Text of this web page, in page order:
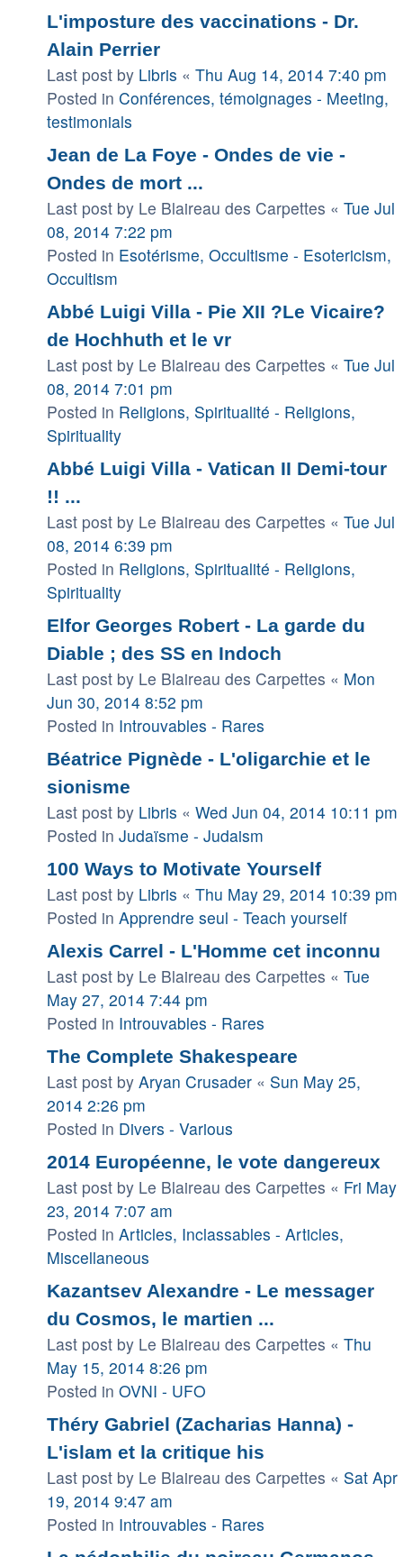
L'imposture des vaccinations - Dr.
Alain Perrier
Last post by Libris « Thu Aug 14, 2014 7:40 pm
Posted in Conférences, témoignages - Meeting,
testimonials
Jean de La Foye - Ondes de vie -
Ondes de mort ...
Last post by Le Blaireau des Carpettes « Tue Jul
08, 2014 7:22 pm
Posted in Esotérisme, Occultisme - Esotericism,
Occultism
Abbé Luigi Villa - Pie XII ?Le Vicaire?
de Hochhuth et le vr
Last post by Le Blaireau des Carpettes « Tue Jul
08, 2014 7:01 pm
Posted in Religions, Spiritualité - Religions,
Spirituality
Abbé Luigi Villa - Vatican II Demi-tour
!! ...
Last post by Le Blaireau des Carpettes « Tue Jul
08, 2014 6:39 pm
Posted in Religions, Spiritualité - Religions,
Spirituality
Elfor Georges Robert - La garde du
Diable ; des SS en Indoch
Last post by Le Blaireau des Carpettes « Mon
Jun 30, 2014 8:52 pm
Posted in Introuvables - Rares
Béatrice Pignède - L'oligarchie et le
sionisme
Last post by Libris « Wed Jun 04, 2014 10:11 pm
Posted in Judaïsme - Judaism
100 Ways to Motivate Yourself
Last post by Libris « Thu May 29, 2014 10:39 pm
Posted in Apprendre seul - Teach yourself
Alexis Carrel - L'Homme cet inconnu
Last post by Le Blaireau des Carpettes « Tue
May 27, 2014 7:44 pm
Posted in Introuvables - Rares
The Complete Shakespeare
Last post by Aryan Crusader « Sun May 25,
2014 2:26 pm
Posted in Divers - Various
2014 Européenne, le vote dangereux
Last post by Le Blaireau des Carpettes « Fri May
23, 2014 7:07 am
Posted in Articles, Inclassables - Articles,
Miscellaneous
Kazantsev Alexandre - Le messager
du Cosmos, le martien ...
Last post by Le Blaireau des Carpettes « Thu
May 15, 2014 8:26 pm
Posted in OVNI - UFO
Théry Gabriel (Zacharias Hanna) -
L'islam et la critique his
Last post by Le Blaireau des Carpettes « Sat Apr
19, 2014 9:47 am
Posted in Introuvables - Rares